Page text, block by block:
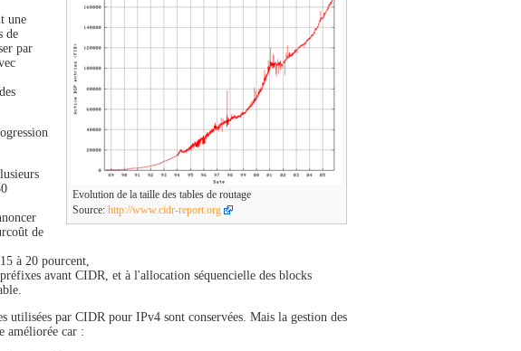
Evolution de la taille des tables de routage
Source: http://www.cidr-report.org
une
de
par
de
à 20 pourcent,
avant CIDR, et à l'allocation séquencielle des blocks
utilisées par CIDR pour IPv4 sont conservées. Mais la gestion des
améliorée car :